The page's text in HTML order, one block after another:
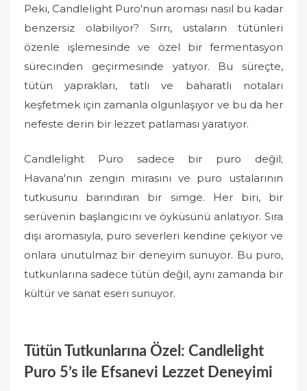
Peki, Candlelight Puro'nun aroması nasıl bu kadar
benzersiz olabiliyor? Sırrı, ustaların tütünleri
özenle işlemesinde ve özel bir fermentasyon
sürecinden geçirmesinde yatıyor. Bu süreçte,
tütün yaprakları, tatlı ve baharatlı notaları
keşfetmek için zamanla olgunlaşıyor ve bu da her
nefeste derin bir lezzet patlaması yaratıyor.
Candlelight Puro sadece bir puro değil;
Havana'nın zengin mirasını ve puro ustalarının
tutkusunu barındıran bir simge. Her biri, bir
serüvenin başlangıcını ve öyküsünü anlatıyor. Sıra
dışı aromasıyla, puro severleri kendine çekiyor ve
onlara unutulmaz bir deneyim sunuyor. Bu puro,
tutkunlarına sadece tütün değil, aynı zamanda bir
kültür ve sanat eseri sunuyor.
Tütün Tutkunlarına Özel: Candlelight
Puro 5’s ile Efsanevi Lezzet Deneyimi